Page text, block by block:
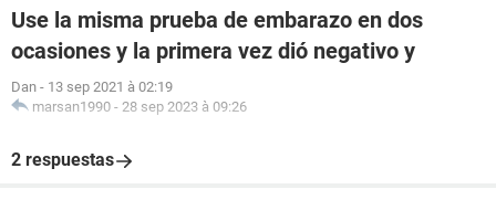
Use la misma prueba de embarazo en dos
ocasiones y la primera vez dió negativo y
Dan - 13 sep 2021 à 02:19
marsan1990 - 28 sep 2023 à 09:26
2 respuestas